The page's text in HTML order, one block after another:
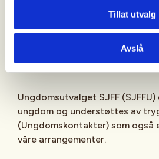
Tillat utvalg
Avslå
SJFFUpå
TikTokog vår egenpodcastpå
Ungdomsutvalget SJFF
ungdom og understøttes av
(Ungdomskontakter) som også
våre arrangementer.